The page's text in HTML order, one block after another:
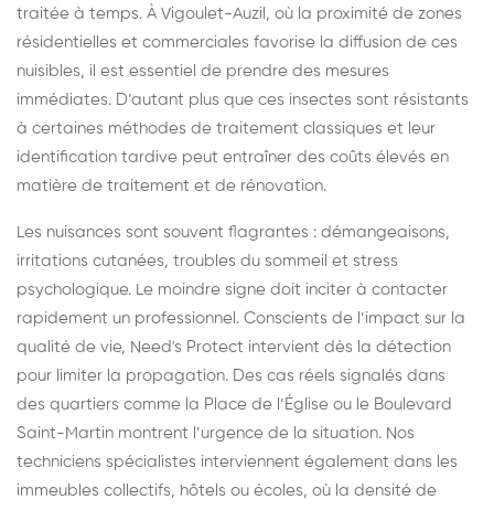
traitée à temps. À Vigoulet-Auzil, où la proximité de zones
résidentielles et commerciales favorise la diffusion de ces
nuisibles, il est essentiel de prendre des mesures
immédiates. D’autant plus que ces insectes sont résistants
à certaines méthodes de traitement classiques et leur
identification tardive peut entraîner des coûts élevés en
matière de traitement et de rénovation.
Les nuisances sont souvent flagrantes : démangeaisons,
irritations cutanées, troubles du sommeil et stress
psychologique. Le moindre signe doit inciter à contacter
rapidement un professionnel. Conscients de l’impact sur la
qualité de vie, Need's Protect intervient dès la détection
pour limiter la propagation. Des cas réels signalés dans
des quartiers comme la Place de l’Église ou le Boulevard
Saint-Martin montrent l’urgence de la situation. Nos
techniciens spécialistes interviennent également dans les
immeubles collectifs, hôtels ou écoles, où la densité de